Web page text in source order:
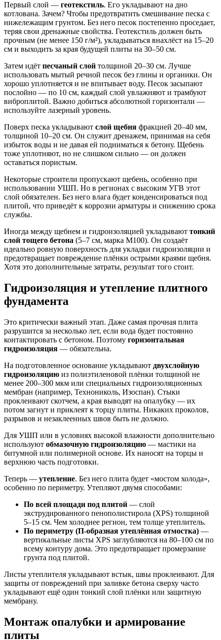
Первый слой — геотекстиль. Его укладывают на дно
котлована. Зачем? Чтобы предотвратить смешивание песка с
нижележащим грунтом. Без него песок постепенно проседает,
теряя свои дренажные свойства. Геотекстиль должен быть
прочным (не менее 150 г/м²), укладываться внахлёст на 15–20
см и выходить за края будущей плиты на 30–50 см.
Затем идёт песчаный слой толщиной 20–30 см. Лучше
использовать мытый речной песок без глины и органики. Он
хорошо уплотняется и не впитывает воду. Песок засыпают
послойно — по 10 см, каждый слой увлажняют и трамбуют
виброплитой. Важно добиться абсолютной горизонтали —
используйте лазерный уровень.
Поверх песка укладывают слой щебня фракцией 20–40 мм,
толщиной 10–20 см. Он служит дренажем, принимая на себя
избыток воды и не давая ей подниматься к бетону. Щебень
тоже уплотняют, но не слишком сильно — он должен
оставаться пористым.
Некоторые строители пропускают щебень, особенно при
использовании УШП. Но в регионах с высоким УГВ этот
слой обязателен. Без него влага будет конденсироваться под
плитой, что приведёт к коррозии арматуры и снижению срока
службы.
Иногда между щебнем и гидроизоляцией укладывают тонкий
слой тощего бетона (5–7 см, марка М100). Он создаёт
идеально ровную поверхность для укладки гидроизоляции и
предотвращает повреждение плёнки острыми краями щебня.
Хотя это дополнительные затраты, результат того стоит.
Гидроизоляция и утепление плитного
фундамента
Это критически важный этап. Даже самая прочная плита
разрушится за несколько лет, если вода будет постоянно
контактировать с бетоном. Поэтому горизонтальная
гидроизоляция — обязательна.
На подготовленное основание укладывают двухслойную
гидроизоляцию из полиэтиленовой плёнки толщиной не
менее 200–300 мкм или специальных гидроизоляционных
мембран (например, Технониколь, Изоспан). Стыки
проклеивают скотчем, а края выводят на опалубку — их
потом загнут и приклеят к торцу плиты. Никаких проколов,
разрывов и незаклеенных швов быть не должно.
Для УШП или в условиях высокой влажности дополнительно
используют обмазочную гидроизоляцию — мастики на
битумной или полимерной основе. Их наносят на торцы и
верхнюю часть подготовки.
Теперь — утепление. Без него плита будет «мостом холода»,
особенно по периметру. Утепляют двумя способами:
По всей площади под плитой — слой
экструдированного пенополистирола (XPS) толщиной
5–15 см. Чем холоднее регион, тем толще утеплитель.
По периметру (П-образная утеплённая отмостка) —
вертикальные листы XPS заглубляются на 80–100 см по
всему контуру дома. Это предотвращает промерзание
грунта под плитой.
Листы утеплителя укладывают встык, швы проклеивают. Для
защиты от повреждений при заливке бетона сверху часто
укладывают ещё один тонкий слой плёнки или защитную
мембрану.
Монтаж опалубки и армирование
плиты